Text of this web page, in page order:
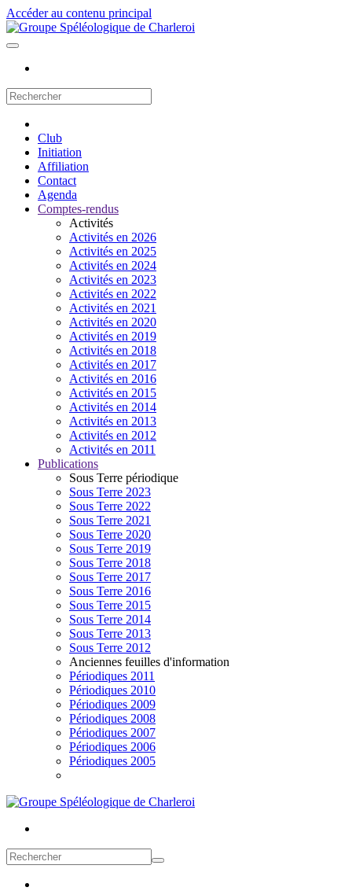
Accéder au contenu principal
Club
Initiation
Affiliation
Contact
Agenda
Comptes-rendus
Activités
Activités en 2026
Activités en 2025
Activités en 2024
Activités en 2023
Activités en 2022
Activités en 2021
Activités en 2020
Activités en 2019
Activités en 2018
Activités en 2017
Activités en 2016
Activités en 2015
Activités en 2014
Activités en 2013
Activités en 2012
Activités en 2011
Publications
Sous Terre périodique
Sous Terre 2023
Sous Terre 2022
Sous Terre 2021
Sous Terre 2020
Sous Terre 2019
Sous Terre 2018
Sous Terre 2017
Sous Terre 2016
Sous Terre 2015
Sous Terre 2014
Sous Terre 2013
Sous Terre 2012
Anciennes feuilles d'information
Périodiques 2011
Périodiques 2010
Périodiques 2009
Périodiques 2008
Périodiques 2007
Périodiques 2006
Périodiques 2005